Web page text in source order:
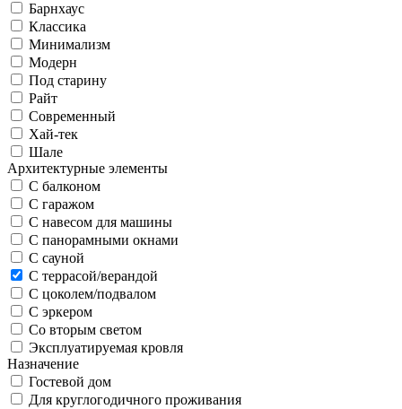
Барнхаус
Классика
Минимализм
Модерн
Под старину
Райт
Современный
Хай-тек
Шале
Архитектурные элементы
С балконом
С гаражом
С навесом для машины
С панорамными окнами
С сауной
С террасой/верандой
С цоколем/подвалом
С эркером
Со вторым светом
Эксплуатируемая кровля
Назначение
Гостевой дом
Для круглогодичного проживания